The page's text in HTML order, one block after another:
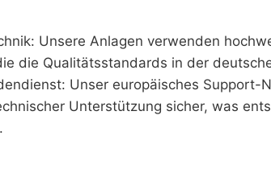
Unsere Anlagen verwenden
die Qualitätsstandards in der
Unser europäisches
Unterstützung sicher, was